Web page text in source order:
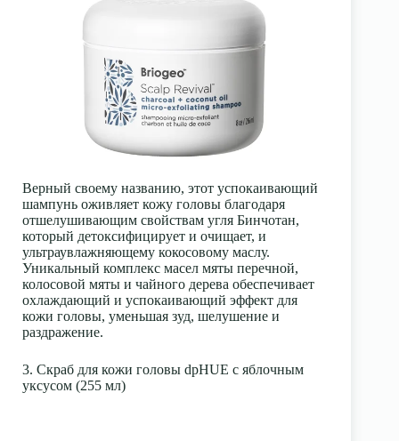
Верный своему названию, этот успокаивающий
шампунь оживляет кожу головы благодаря
отшелушивающим свойствам угля Бинчотан,
который детоксифицирует и очищает, и
ультраувлажняющему кокосовому маслу.
Уникальный комплекс масел мяты перечной,
колосовой мяты и чайного дерева обеспечивает
охлаждающий и успокаивающий эффект для
кожи головы, уменьшая зуд, шелушение и
раздражение.
3. Скраб для кожи головы dpHUE с яблочным
уксусом (255 мл)